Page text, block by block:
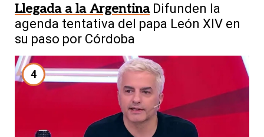
Llegada a la Argentina Difunden la
agenda tentativa del papa León XIV en
su paso por Córdoba
4